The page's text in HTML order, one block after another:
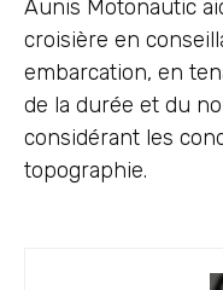
Aunis Motonautic
croisière en
embarcation, en
de la durée et du
considérant les
topographie.